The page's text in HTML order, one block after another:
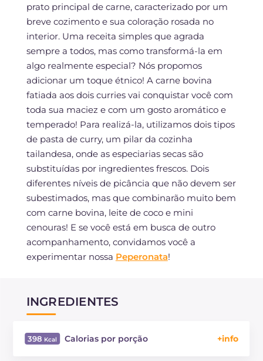
prato principal de carne, caracterizado por um
breve cozimento e sua coloração rosada no
interior. Uma receita simples que agrada
sempre a todos, mas como transformá-la em
algo realmente especial? Nós propomos
adicionar um toque étnico! A carne bovina
fatiada aos dois curries vai conquistar você com
toda sua maciez e com um gosto aromático e
temperado! Para realizá-la, utilizamos dois tipos
de pasta de curry, um pilar da cozinha
tailandesa, onde as especiarias secas são
substituídas por ingredientes frescos. Dois
diferentes níveis de picância que não devem ser
subestimados, mas que combinarão muito bem
com carne bovina, leite de coco e mini
cenouras! E se você está em busca de outro
acompanhamento, convidamos você a
experimentar nossa Peperonata!
INGREDIENTES
398 Calorias por porção